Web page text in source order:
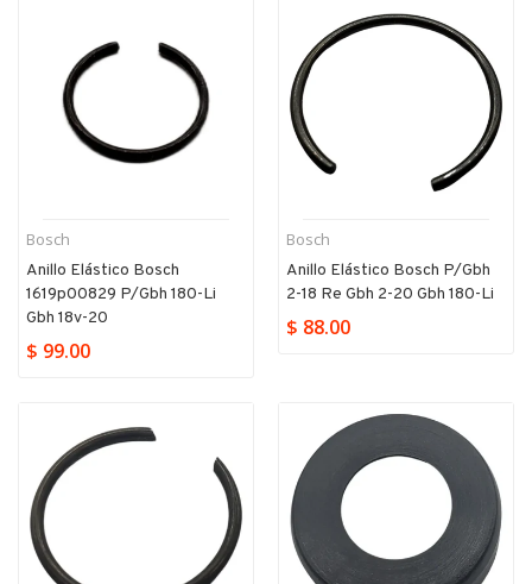
Bosch
Anillo Elástico Bosch
1619p00829 P/gbh 180-Li
Gbh 18v-20
$ 99.00
Bosch
Anillo Elástico Bosch P/gbh
2-18 Re Gbh 2-20 Gbh 180-Li
$ 88.00